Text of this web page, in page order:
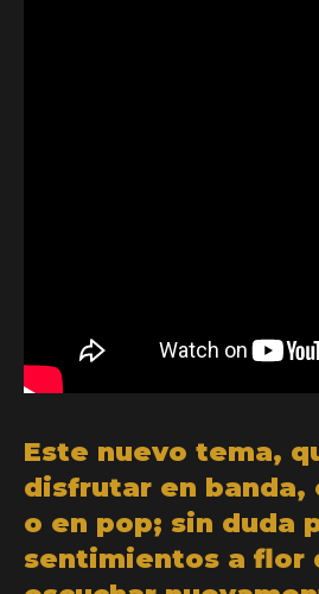
Este nuevo tema,
disfrutar en banda,
o en pop; sin duda
sentimientos a flor